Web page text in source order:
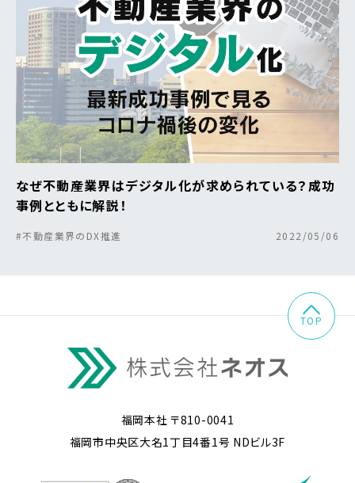
なぜ不動産業界はデジタル化が求められている？成功
事例とともに解説！
#不動産業界のDX推進 2022/05/06
福岡本社 〒810-0041
福岡市中央区大名1丁目4番1号 NDビル3F
TOP